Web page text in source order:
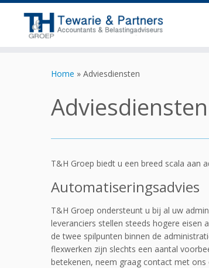
Home » Adviesdiensten
Adviesdiensten
T&H Groep biedt u een breed scala aan
Automatiseringsadvies
T&H Groep ondersteunt u bij al uw
leveranciers stellen steeds hogere eisen
de twee spilpunten binnen de
flexwerken zijn slechts een aantal
betekenen, neem graag contact met